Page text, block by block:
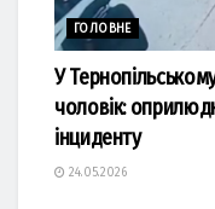
ГОЛОВНЕ
У
чоловік:
інциденту
24.05.2026